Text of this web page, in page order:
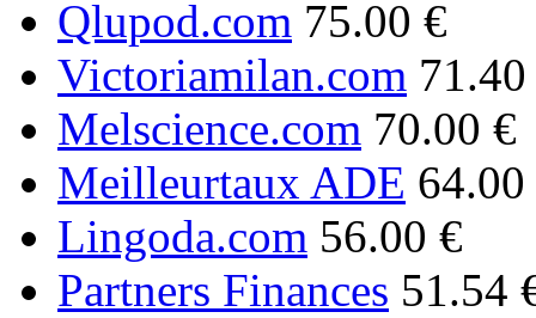
Qlupod.com 75.00 €
Victoriamilan.com
Melscience.com 70.00 €
Meilleurtaux ADE 64.00
Lingoda.com 56.00 €
Partners Finances 51.54